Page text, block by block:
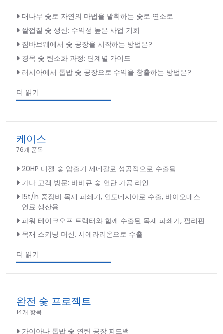
대나무 숯로 자연의 마법을 발휘하는 숯로 연소로
쌀껍질 숯 생산: 수익성 높은 사업 기회
짐바브웨에서 숯 공장을 시작하는 방법은?
경목 숯 탄소화 과정: 단계별 가이드
러시아에서 톱밥 숯 공장으로 수익을 창출하는 방법은?
더 읽기
케이스
76개 품목
20HP 디젤 숯 압출기 세네갈로 성공적으로 수출됨
가나 고객 방문: 바비큐 숯 연탄 가공 라인
15t/h 중장비 목재 파쇄기, 인도네시아로 수출, 바이오매스
연료 생산용
파워 테이크오프 트랙터와 함께 수출된 목재 파쇄기, 필리핀
목재 스키닝 머신, 시에라리온으로 수출
더 읽기
완전 숯 프로젝트
14개 항목
가이아나 톱밥 숯 연탄 공장 피드백